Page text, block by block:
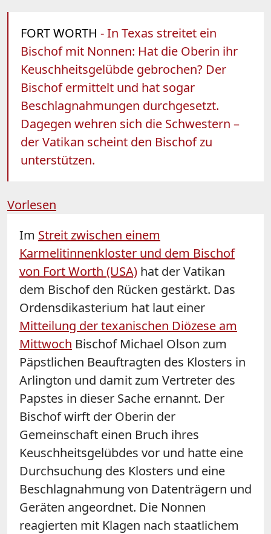
FORT WORTH - In Texas streitet ein
Bischof mit Nonnen: Hat die Oberin ihr
Keuschheitsgelübde gebrochen? Der
Bischof ermittelt und hat sogar
Beschlagnahmungen durchgesetzt.
Dagegen wehren sich die Schwestern –
der Vatikan scheint den Bischof zu
unterstützen.
Vorlesen
Im Streit zwischen einem
Karmelitinnenkloster und dem Bischof
von Fort Worth (USA) hat der Vatikan
dem Bischof den Rücken gestärkt. Das
Ordensdikasterium hat laut einer
Mitteilung der texanischen Diözese am
Mittwoch Bischof Michael Olson zum
Päpstlichen Beauftragten des Klosters in
Arlington und damit zum Vertreter des
Papstes in dieser Sache ernannt. Der
Bischof wirft der Oberin der
Gemeinschaft einen Bruch ihres
Keuschheitsgelübdes vor und hatte eine
Durchsuchung des Klosters und eine
Beschlagnahmung von Datenträgern und
Geräten angeordnet. Die Nonnen
reagierten mit Klagen nach staatlichem